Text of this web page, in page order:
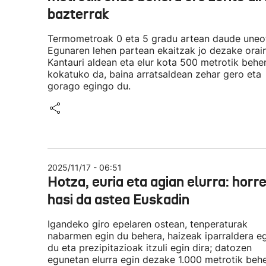
bazterrak
Termometroak 0 eta 5 gradu artean daude
Egunaren lehen partean ekaitzak jo dezake
Kantauri aldean eta elur kota 500 metrotik
kokatuko da, baina arratsaldean zehar gero eta
gorago egingo du.
2025/11/17 - 06:51
Hotza, euria eta agian elurra:
hasi da astea Euskadin
Igandeko giro epelaren ostean, tenperaturak
nabarmen egin du behera, haizeak iparraldera
du eta prezipitazioak itzuli egin dira; datozen
egunetan elurra egin dezake 1.000 metrotik